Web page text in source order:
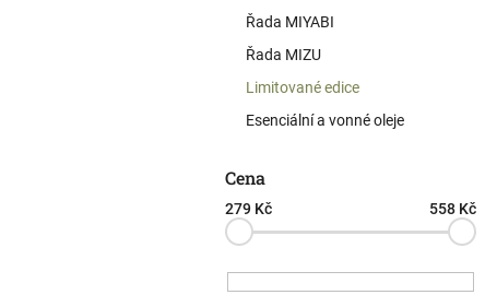
Řada MIYABI
Řada MIZU
Limitované edice
Esenciální a vonné oleje
Cena
279 Kč 558 Kč